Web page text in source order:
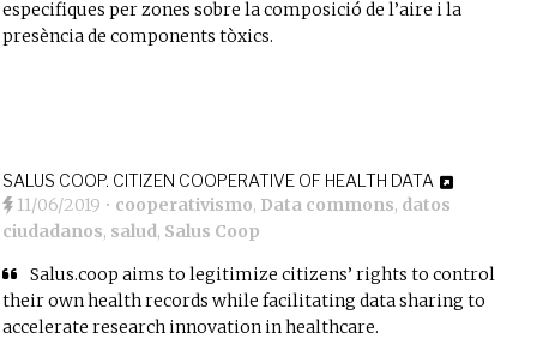
especifiques per zones sobre la composició de l’aire i la
presència de components tòxics.
SALUS COOP. CITIZEN COOPERATIVE OF HEALTH DATA
11/06/2019 • cooperativismo, Data commons, datos
ciudadanos, salud, Salus Coop
Salus.coop aims to legitimize citizens’ rights to control
their own health records while facilitating data sharing to
accelerate research innovation in healthcare.